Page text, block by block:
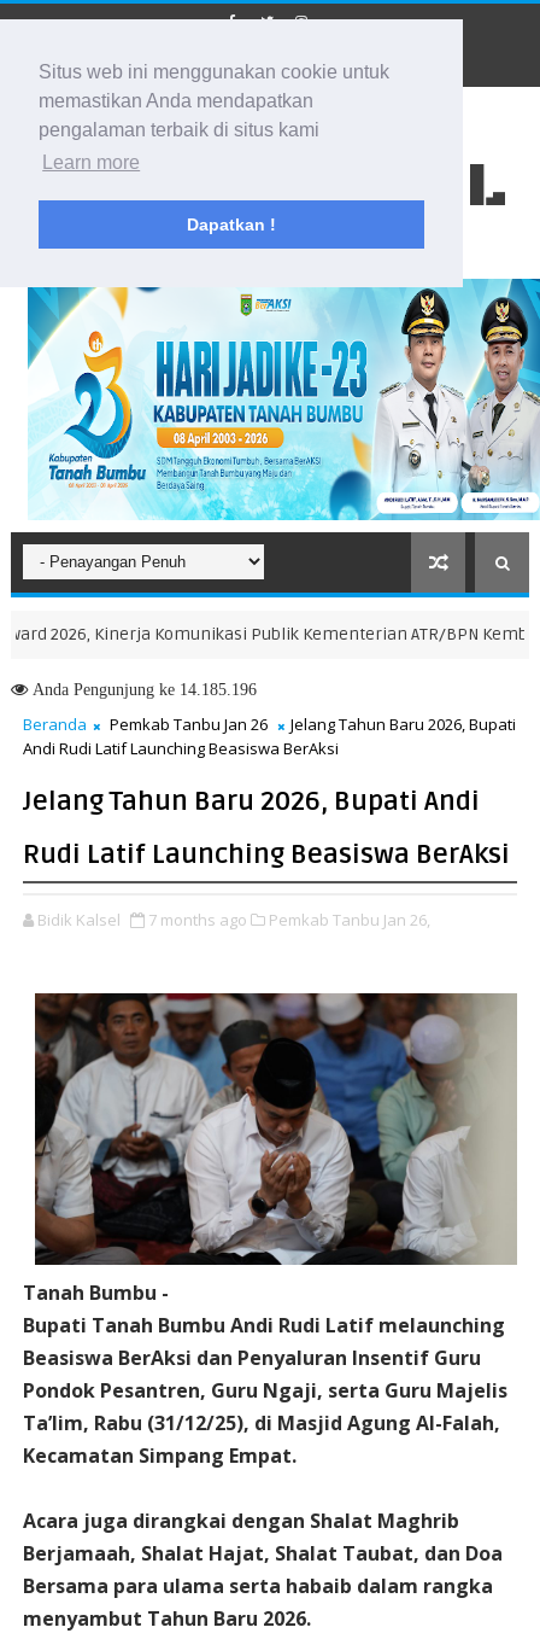
Situs web ini menggunakan cookie untuk
memastikan Anda mendapatkan
pengalaman terbaik di situs kami
Learn more
Dapatkan !
BIDIK KALSEL
Membidik Ke Segala Arah
Kinerja Komunikasi Publik Kementerian ATR/BPN Kembali
AndaPengunjung ke 14.185.196
Beranda Pemkab Tanbu Jan 26
Jelang Tahun Baru 2026, Bupati
Andi Rudi Latif Launching Beasiswa BerAksi
Jelang Tahun Baru 2026, Bupati Andi
Rudi Latif Launching Beasiswa BerAksi
Bidik Kalsel 7 months ago Pemkab Tanbu Jan 26,
Tanah Bumbu -
Bupati Tanah Bumbu Andi Rudi Latif melaunching
Beasiswa BerAksi dan Penyaluran Insentif Guru
Pondok Pesantren, Guru Ngaji, serta Guru Majelis
Ta’lim, Rabu (31/12/25), di Masjid Agung Al-Falah,
Kecamatan Simpang Empat.
Acara juga dirangkai dengan Shalat Maghrib
Berjamaah, Shalat Hajat, Shalat Taubat, dan Doa
Bersama para ulama serta habaib dalam rangka
menyambut Tahun Baru 2026.